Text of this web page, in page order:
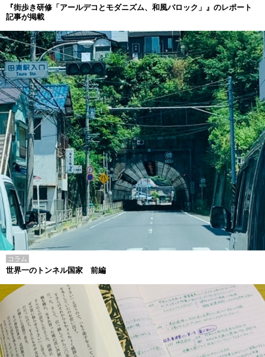
『街歩き研修「アールデコとモダニズム、和風バロック」』のレポート
記事が掲載
コラム
世界一のトンネル国家 前編